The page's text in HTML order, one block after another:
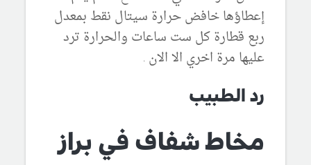
إعطاؤها خافض حرارة سيتال نقط بمعدل
ربع قطارة كل ست ساعات والحرارة ترد
عليها مرة اخري الا الان .
رد الطبيب
مخاط شفاف في براز